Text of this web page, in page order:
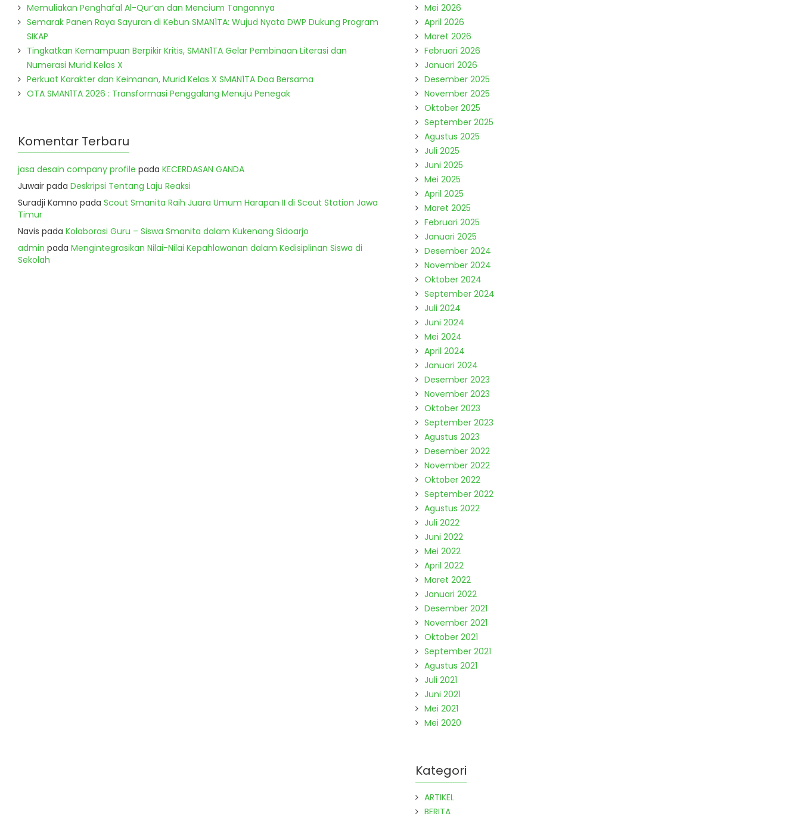
Memuliakan Penghafal Al-Qur’an dan Mencium Tangannya
Semarak Panen Raya Sayuran di Kebun SMAN1TA: Wujud Nyata DWP Dukung Program
SIKAP
Tingkatkan Kemampuan Berpikir Kritis, SMAN1TA Gelar Pembinaan Literasi dan
Numerasi Murid Kelas X
Perkuat Karakter dan Keimanan, Murid Kelas X SMAN1TA Doa Bersama
OTA SMAN1TA 2026 : Transformasi Penggalang Menuju Penegak
Komentar Terbaru
jasa desain company profile pada KECERDASAN GANDA
Juwair pada Deskripsi Tentang Laju Reaksi
Suradji Kamno pada Scout Smanita Raih Juara Umum Harapan II di Scout Station Jawa
Timur
Navis pada Kolaborasi Guru – Siswa Smanita dalam Kukenang Sidoarjo
admin pada Mengintegrasikan Nilai-Nilai Kepahlawanan dalam Kedisiplinan Siswa di
Sekolah
Mei 2026
April 2026
Maret 2026
Februari 2026
Januari 2026
Desember 2025
November 2025
Oktober 2025
September 2025
Agustus 2025
Juli 2025
Juni 2025
Mei 2025
April 2025
Maret 2025
Februari 2025
Januari 2025
Desember 2024
November 2024
Oktober 2024
September 2024
Juli 2024
Juni 2024
Mei 2024
April 2024
Januari 2024
Desember 2023
November 2023
Oktober 2023
September 2023
Agustus 2023
Desember 2022
November 2022
Oktober 2022
September 2022
Agustus 2022
Juli 2022
Juni 2022
Mei 2022
April 2022
Maret 2022
Januari 2022
Desember 2021
November 2021
Oktober 2021
September 2021
Agustus 2021
Juli 2021
Juni 2021
Mei 2021
Mei 2020
Kategori
ARTIKEL
BERITA